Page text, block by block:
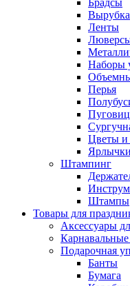
Брадсы
Вырубка
Ленты
Наборы
Перья
Цветы и
Ярлычки
Штампинг
Штампы
Товары для
Аксессуары
Подарочная
Банты
Бумага